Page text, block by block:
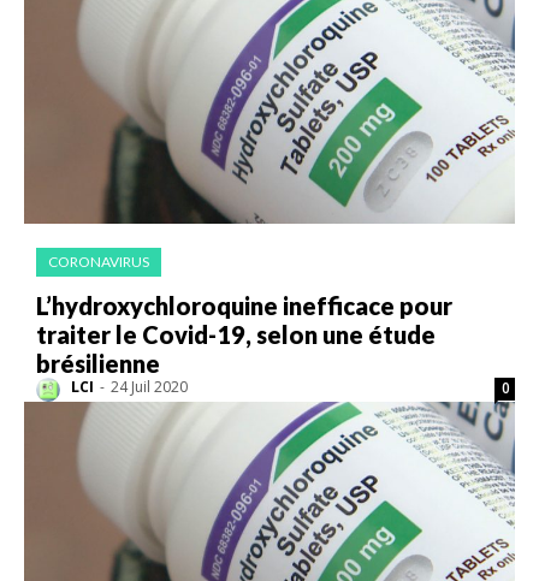
CORONAVIRUS
L’hydroxychloroquine inefficace pour
traiter le Covid-19, selon une étude
brésilienne
LCI - 24 Juil 2020 0